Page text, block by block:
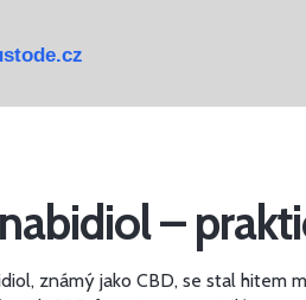
–
známý jako CBD, se stal hitem